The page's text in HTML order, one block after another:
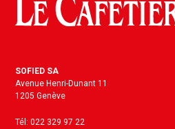
SOFIED SA
Avenue Henri-Dunant 11
1205 Genève
Tél: 022 329 97 22